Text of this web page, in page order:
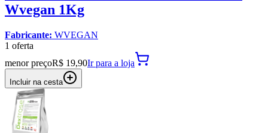
Wvegan 1Kg
Fabricante: WVEGAN
1 oferta
menor preçoR$ 19,90Ir para a loja
Incluir na cesta